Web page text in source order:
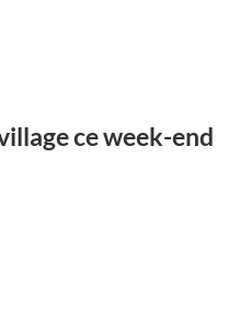
ce week-end